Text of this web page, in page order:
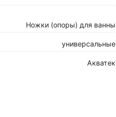
Ножки (опоры) для ванны
универсальные
Акватек